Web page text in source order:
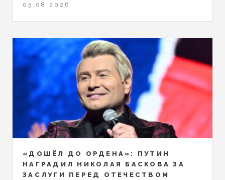
05.08.2026
«ДОШЁЛ ДО ОРДЕНА»: ПУТИН
НАГРАДИЛ НИКОЛАЯ БАСКОВА ЗА
ЗАСЛУГИ ПЕРЕД ОТЕЧЕСТВОМ